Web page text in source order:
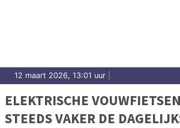
12 maart 2026, 13:01 uur
ELEKTRISCHE
STEEDS VAKER DE